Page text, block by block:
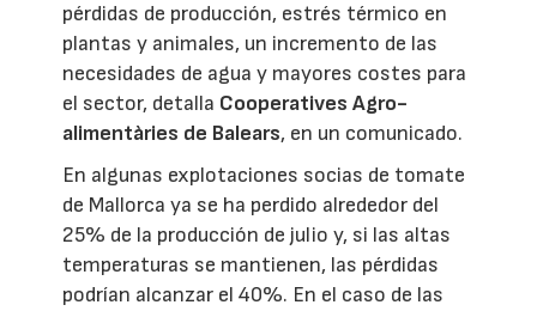
pérdidas de producción, estrés térmico en
plantas y animales, un incremento de las
necesidades de agua y mayores costes para
el sector, detalla Cooperatives Agro-
alimentàries de Balears, en un comunicado.
En algunas explotaciones socias de tomate
de Mallorca ya se ha perdido alrededor del
25% de la producción de julio y, si las altas
temperaturas se mantienen, las pérdidas
podrían alcanzar el 40%. En el caso de las